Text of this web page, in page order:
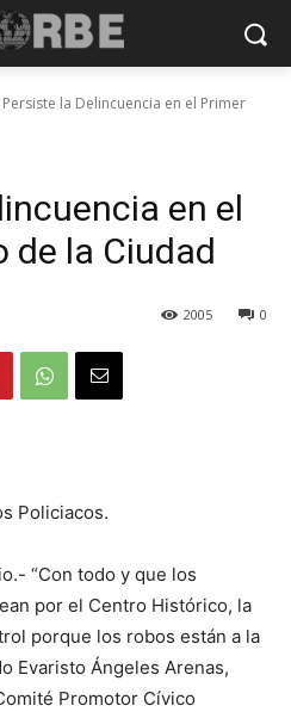
Persiste la Delincuencia en el Primer
en el
de la Ciudad
0
2005
Policiacos.
“Con todo y que los
por el Centro Histórico, la
porque los robos están a la
Evaristo Ángeles Arenas,
Promotor Cívico